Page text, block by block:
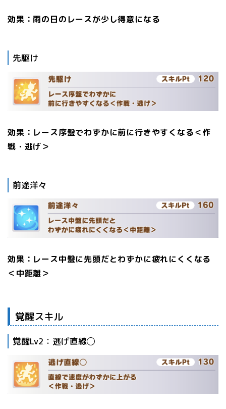
効果：雨の日のレースが少し得意になる
先駆け
効果：レース序盤でわずかに前に行きやすくなる＜作
戦・逃げ＞
前途洋々
効果：レース中盤に先頭だとわずかに疲れにくくなる
＜中距離＞
覚醒スキル
覚醒Lv2：逃げ直線◯